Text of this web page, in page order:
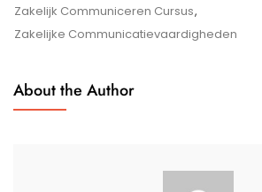
Zakelijk Communiceren Cursus,
Zakelijke Communicatievaardigheden
About the Author